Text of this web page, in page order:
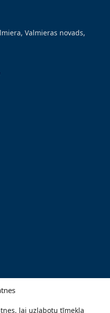
lai uzlabotu tīmekļa
Valmieras novads,